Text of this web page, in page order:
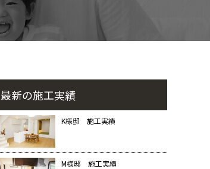
最新の施工実績
K様邸 施工実績
M様邸 施工実績